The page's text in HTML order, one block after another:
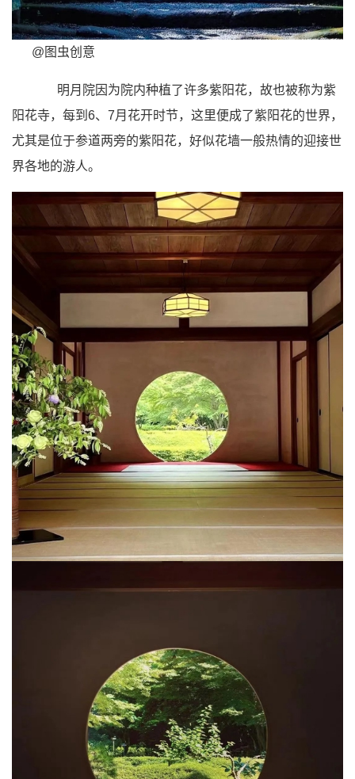
@图虫创意
明月院因为院内种植了许多紫阳花，故也被称为紫
阳花寺，每到6、7月花开时节，这里便成了紫阳花的世界，
尤其是位于参道两旁的紫阳花，好似花墙一般热情的迎接世
界各地的游人。